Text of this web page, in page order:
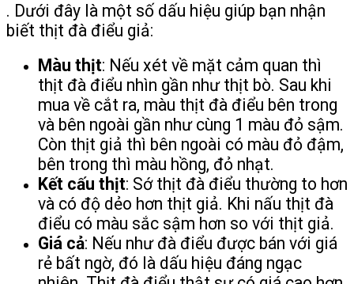
. Dưới đây là một số dấu hiệu giúp bạn nhận
biết thịt đà điểu giả:
Màu thịt: Nếu xét về mặt cảm quan thì
thịt đà điểu nhìn gần như thịt bò. Sau khi
mua về cắt ra, màu thịt đà điểu bên trong
và bên ngoài gần như cùng 1 màu đỏ sậm.
Còn thịt giả thì bên ngoài có màu đỏ đậm,
bên trong thì màu hồng, đỏ nhạt.
Kết cấu thịt: Sớ thịt đà điểu thường to hơn
và có độ dẻo hơn thịt giả. Khi nấu thịt đà
điểu có màu sắc sậm hơn so với thịt giả.
Giá cả: Nếu như đà điểu được bán với giá
rẻ bất ngờ, đó là dấu hiệu đáng ngạc